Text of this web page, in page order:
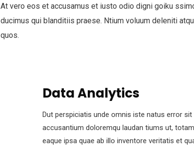
At vero eos et accusamus et iusto odio digni goiku
ducimus qui blanditiis praese. Ntium voluum deleniti
quos.
Data Analytics
Dut perspiciatis unde omnis iste natus error
accusantium doloremqu laudan tiums ut,
eaque ipsa quae ab illo inventore veritatis et